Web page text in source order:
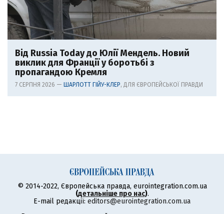
Від Russia Today до Юлії Мендель. Новий
виклик для Франції у боротьбі з
пропагандою Кремля
7 СЕРПНЯ 2026 — ШАРЛОТТ ГІЙУ-КЛЕР, ДЛЯ ЄВРОПЕЙСЬКОЇ ПРАВДИ
© 2014-2022, Європейська правда, eurointegration.com.ua
(детальніше про нас).
E-mail редакції: editors@eurointegration.com.ua